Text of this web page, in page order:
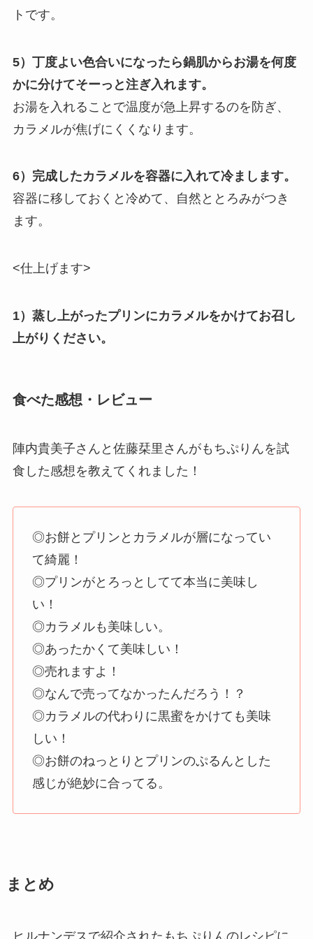
トです。
5）丁度よい色合いになったら鍋肌からお湯を何度
かに分けてそーっと注ぎ入れます。
お湯を入れることで温度が急上昇するのを防ぎ、
カラメルが焦げにくくなります。
6）完成したカラメルを容器に入れて冷まします。
容器に移しておくと冷めて、自然ととろみがつき
ます。
<仕上げます>
1）蒸し上がったプリンにカラメルをかけてお召し
上がりください。
食べた感想・レビュー
陣内貴美子さんと佐藤栞里さんがもちぷりんを試
食した感想を教えてくれました！
◎お餅とプリンとカラメルが層になってい
て綺麗！
◎プリンがとろっとしてて本当に美味し
い！
◎カラメルも美味しい。
◎あったかくて美味しい！
◎売れますよ！
◎なんで売ってなかったんだろう！？
◎カラメルの代わりに黒蜜をかけても美味
しい！
◎お餅のねっとりとプリンのぷるんとした
感じが絶妙に合ってる。
まとめ